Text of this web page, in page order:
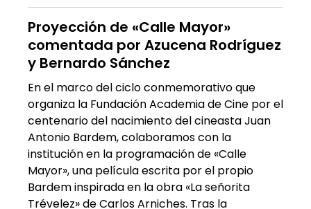
Proyección de «Calle Mayor»
comentada por Azucena Rodríguez
y Bernardo Sánchez
En el marco del ciclo conmemorativo que
organiza la Fundación Academia de Cine por el
centenario del nacimiento del cineasta Juan
Antonio Bardem, colaboramos con la
institución en la programación de «Calle
Mayor», una película escrita por el propio
Bardem inspirada en la obra «La señorita
Trévelez» de Carlos Arniches. Tras la